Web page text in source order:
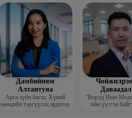
Дамбийням
Алтантуяа
Арга зүйч багш, Хүний
нөөцийн тэргүүлэх аудитор
“Ворлд Нью
ийн үүсгэн